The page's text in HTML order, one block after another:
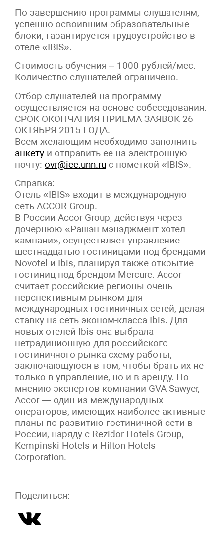
По завершению программы слушателям,
успешно освоившим образовательные
блоки, гарантируется трудоустройство в
отеле «IBIS».
Стоимость обучения – 1000 рублей/мес.
Количество слушателей ограничено.
Отбор слушателей на программу
осуществляется на основе собеседования.
СРОК ОКОНЧАНИЯ ПРИЕМА ЗАЯВОК 26
ОКТЯБРЯ 2015 ГОДА.
Всем желающим необходимо заполнить
анкету и отправить ее на электронную
почту: ovr@iee.unn.ru с пометкой «IBIS».
Справка:
Отель «IBIS» входит в международную
сеть ACCOR Group.
В России Accor Group, действуя через
дочернюю «Рашэн мэнэджмент хотел
кампани», осуществляет управление
шестнадцатью гостиницами под брендами
Novotel и Ibis, планируя также открытие
гостиниц под брендом Mercure. Accor
считает российские регионы очень
перспективным рынком для
международных гостиничных сетей, делая
ставку на сеть эконом-класса Ibis. Для
новых отелей Ibis она выбрала
нетрадиционную для российского
гостиничного рынка схему работы,
заключающуюся в том, чтобы брать их не
только в управление, но и в аренду. По
мнению экспертов компании GVA Sawyer,
Accor — один из международных
операторов, имеющих наиболее активные
планы по развитию гостиничной сети в
России, наряду с Rezidor Hotels Group,
Kempinski Hotels и Hilton Hotels
Corporation.
Поделиться: